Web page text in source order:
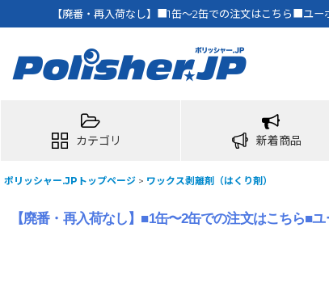
【廃番・再入荷なし】■1缶〜2缶での注文はこちら■ユ
カテゴリ 新着商品
ポリッシャー.JPトップページ > ワックス剥離剤（はくり剤）
【廃番・再入荷なし】■1缶〜2缶での注文はこちら■